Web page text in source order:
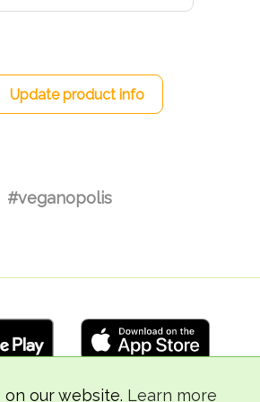
our website. Learn more
Update product info
#veganopolis